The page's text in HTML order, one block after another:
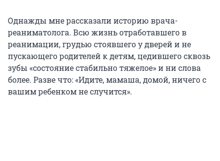
Однажды мне рассказали историю врача-
реаниматолога. Всю жизнь отработавшего в
реанимации, грудью стоявшего у дверей и не
пускающего родителей к детям, цедившего сквозь
зубы «состояние стабильно тяжелое» и ни слова
более. Разве что: «Идите, мамаша, домой, ничего с
вашим ребенком не случится».